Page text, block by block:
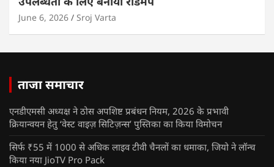
June 6, 2026 Sroj Varta
ताजा समाचार
एनडीएमसी अध्यक्ष ने ठोस अपशिष्ट प्रबंधन नियम, 2026 के प्रभावी
क्रियान्वयन हेतु ‘वेस्ट वाइज़ सिटिज़न्स’ पुस्तिका का किया विमोचन
सिर्फ ₹55 में 1000 से अधिक लाइव टीवी चैनलों का धमाका, जियो ने लॉन्च
किया नया JioTV Pro Pack